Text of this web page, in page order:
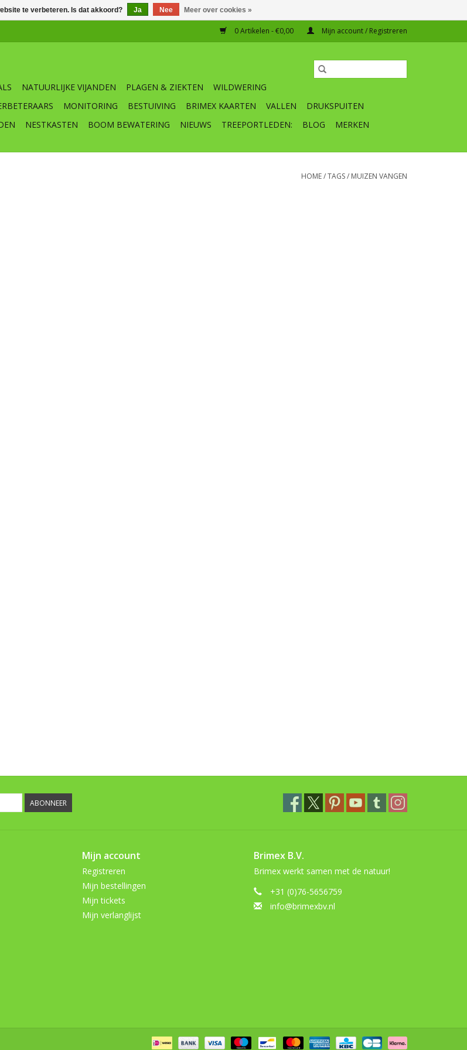
0 Artikelen - €0,00 Mijn account / Registreren
NATUURLIJKE VIJANDEN PLAGEN & ZIEKTEN
WILDWERING
MONITORING BESTUIVING BRIMEX KAARTEN VALLEN
DRUKSPUITEN
NESTKASTEN BOOM BEWATERING NIEUWS TREEPORTLEDEN: BLOG MERKEN
HOME/TAGS/ MUIZEN VANGEN
ABONNEER
Mijn account
Registreren
Mijn bestellingen
Mijn tickets
Mijn verlanglijst
Brimex B.V.
Brimex werkt samen met de natuur!
+31 (0)76-5656759
info@brimexbv.nl
te verbeteren. Is dat akkoord? Ja Nee Meer over cookies »